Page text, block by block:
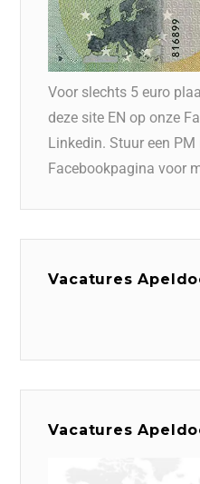
Voor slechts 5 euro
deze site EN op onze
Linkedin. Stuur een PM
Facebookpagina voor
Vacatures
Vacatures